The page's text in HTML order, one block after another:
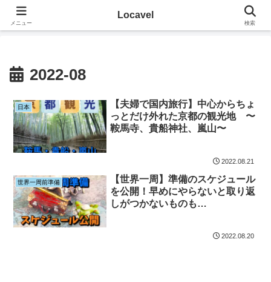
その地に溶け込むローカルたび
2022-08
日本
【夫婦で国内旅行】中心からちょ
っとだけ外れた京都の観光地 〜
鞍馬寺、貴船神社、嵐山〜
2022.08.21
世界一周前準備
【世界一周】準備のスケジュール
を公開！早めにやらないと取り返
しがつかないものも…
2022.08.20
メニュー
Locavel
検索